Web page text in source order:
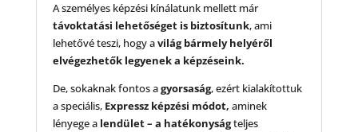
A személyes képzési kínálatunk mellett már
távoktatási lehetőséget is biztosítunk, ami
lehetővé teszi, hogy avilág bármely helyéről
elvégezhetők legyenek a képzéseink.
De, sokaknak fontos agyorsaság, ezért kialakítottuk
a speciális, Expressz képzési módot, aminek
lényege a lendület – a hatékonyságteljes